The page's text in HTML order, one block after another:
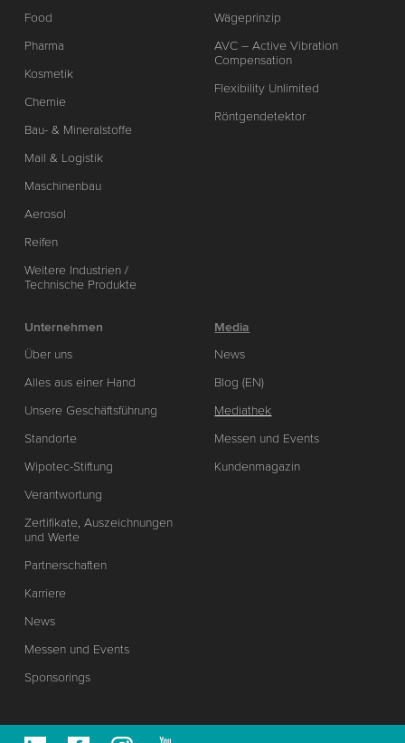
Food
Pharma
Kosmetik
Chemie
Bau- & Mineralstoffe
Mail & Logistik
Maschinenbau
Aerosol
Reifen
Weitere Industrien /
Technische Produkte
Wägeprinzip
AVC – Active Vibration
Compensation
Flexibility Unlimited
Röntgendetektor
Unternehmen
Über uns
Alles aus einer Hand
Unsere Geschäftsführung
Standorte
Wipotec-Stiftung
Verantwortung
Zertifikate, Auszeichnungen
und Werte
Partnerschaften
Karriere
News
Messen und Events
Sponsorings
Media
News
Blog (EN)
Mediathek
Messen und Events
Kundenmagazin